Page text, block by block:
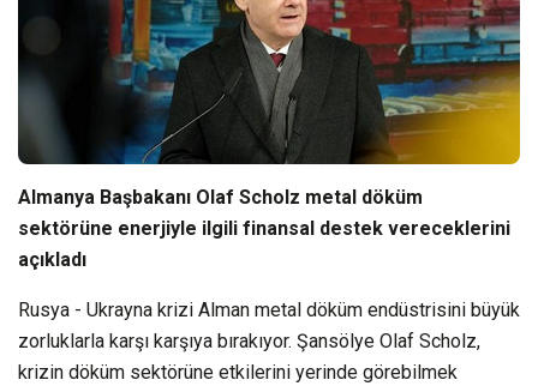
Almanya Başbakanı Olaf Scholz metal döküm
sektörüne enerjiyle ilgili finansal destek vereceklerini
açıkladı
Rusya - Ukrayna krizi Alman metal döküm endüstrisini büyük
zorluklarla karşı karşıya bırakıyor. Şansölye Olaf Scholz,
krizin döküm sektörüne etkilerini yerinde görebilmek